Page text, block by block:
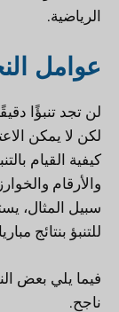
الرياضية.
عوامل
لكن لا يمكن
كيفية القيام
والأرقام
سبيل المثال،
للتنبؤ بنتائج
فيما يلي بعض
ناجح.